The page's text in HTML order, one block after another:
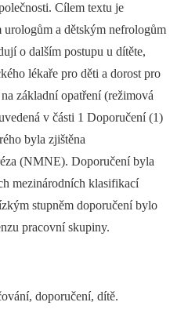
Cílem textu je
a dětským nefrologům
o dalším postupu u dítěte,
lékaře pro děti a dorost pro
základní opatření (režimová
v části 1 Doporučení (1)
byla zjištěna
(NMNE). Doporučení byla
mezinárodních klasifikací
stupněm doporučení bylo
pracovní skupiny.
doporučení, dítě.